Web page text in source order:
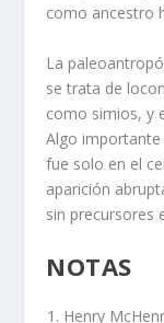
como ancestro
La
se trata de
como simios, y
Algo
fue solo en el
aparición
sin precursores
NOTAS
Henry